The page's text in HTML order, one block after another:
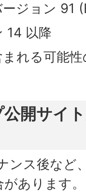
ジョン 91
14 以降
まれる可能
開サイ
ンス後など
あります。